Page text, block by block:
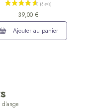
39,00 €
Ajouter au panier